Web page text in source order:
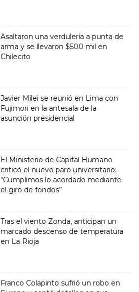
Asaltaron una verdulería a punta de
arma y se llevaron $500 mil en
Chilecito
Javier Milei se reunió en Lima con
Fujimori en la antesala de la
asunción presidencial
El Ministerio de Capital Humano
criticó el nuevo paro universitario:
“Cumplimos lo acordado mediante
el giro de fondos”
Tras el viento Zonda, anticipan un
marcado descenso de temperatura
en La Rioja
Franco Colapinto sufrió un robo en